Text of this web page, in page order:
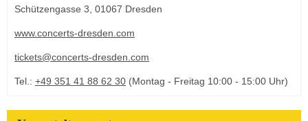
Schützengasse 3, 01067 Dresden
www.concerts-dresden.com
tickets@concerts-dresden.com
Tel.: +49 351 41 88 62 30 (Montag - Freitag 10:00 - 15:00 Uhr)